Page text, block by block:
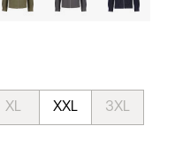
XL XXL 3XL